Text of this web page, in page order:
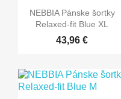
NEBBIA Pánske šortky
Relaxed-fit Blue XL
43,96 €